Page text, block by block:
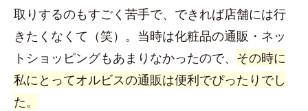
取りするのもすごく苦手で、できれば店舗には行
きたくなくて（笑）。当時は化粧品の通販・ネッ
トショッピングもあまりなかったので、 その時に
私にとってオルビスの通販は便利でぴったりでし
た。